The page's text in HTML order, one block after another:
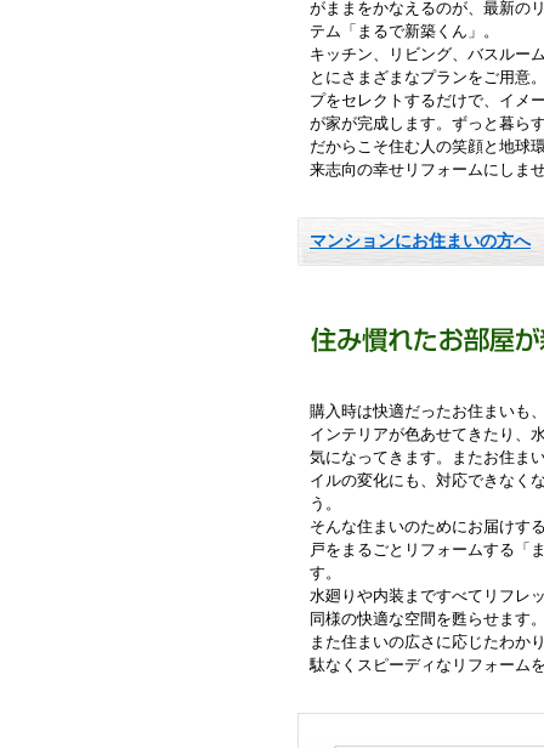
がままをかなえるのが、最新の
テム「まるで新築くん」。
キッチン、リビング、バスルー
とにさまざまなプランをご用意
プをセレクトするだけで、イメ
が家が完成します。ずっと暮ら
だからこそ住む人の笑顔と地球
来志向の幸せリフォームにしま
マンションにお住まいの方へ
購入時は快適だったお住まいも
インテリアが色あせてきたり、
気になってきます。またお住ま
イルの変化にも、対応できなく
う。
そんな住まいのためにお届けす
戸をまるごとリフォームする「
す。
水廻りや内装まですべてリフレ
同様の快適な空間を甦らせます
また住まいの広さに応じたわか
駄なくスピーディなリフォーム